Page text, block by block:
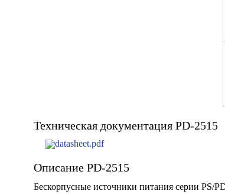
Техническая документация PD-2515
datasheet.pdf
Описание PD-2515
Бескорпусные источники питания серии PS/